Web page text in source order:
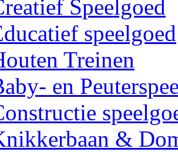
Speelgoed
speelgoed
Treinen
en
&